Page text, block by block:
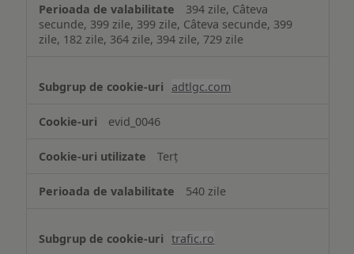
394 zile, Câteva
secunde, 399 zile, 399 zile, Câteva secunde, 399
zile, 182 zile, 364 zile, 394 zile, 729 zile
adtlgc.com
evid_0046
Terț
540 zile
trafic.ro